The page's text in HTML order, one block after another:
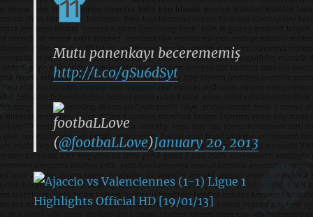
Mutu panenkayı becerememiş
http://t.co/gSu6dSyt
footbaLLove
(@footbaLLove)January 20, 2013